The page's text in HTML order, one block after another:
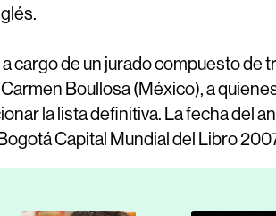
cargo de un jurado compuesto
Boullosa (México), a
la lista definitiva. La fecha del
Capital Mundial del Libro